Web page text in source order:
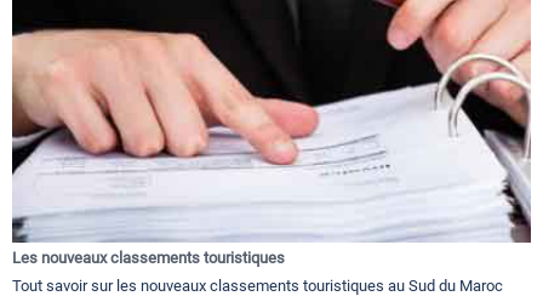
Les nouveaux classements touristiques
Tout savoir sur les nouveaux classements touristiques au Sud du Maroc